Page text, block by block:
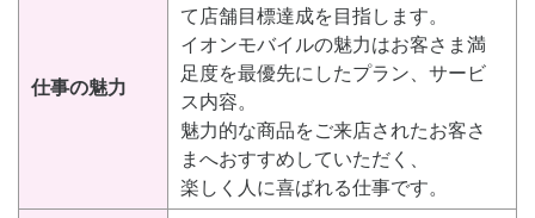
仕事の魅力
て店舗目標達成を目指します。
イオンモバイルの魅力はお客さま満
足度を最優先にしたプラン、サービ
ス内容。
魅力的な商品をご来店されたお客さ
まへおすすめしていただく、
楽しく人に喜ばれる仕事です。